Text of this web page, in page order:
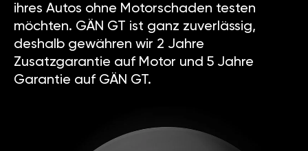
ihres Autos ohne Motorschaden testen
möchten. GÄN GT ist ganz zuverlässig,
deshalb gewähren wir 2 Jahre
Zusatzgarantie auf Motor und 5 Jahre
Garantie auf GÄN GT.